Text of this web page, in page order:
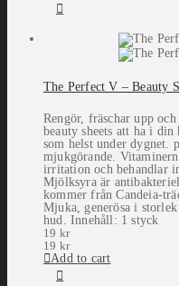
The Perfect V – Beauty
Rengör, fräschar upp
beauty sheets att ha i din
som helst under dygnet.
mjukgörande.
irritation och behandlar
Mjölksyra är
kommer från Candeia-
Mjuka, generösa i
hud. Innehåll: 1 styck
19 kr
19 kr
Add to cart